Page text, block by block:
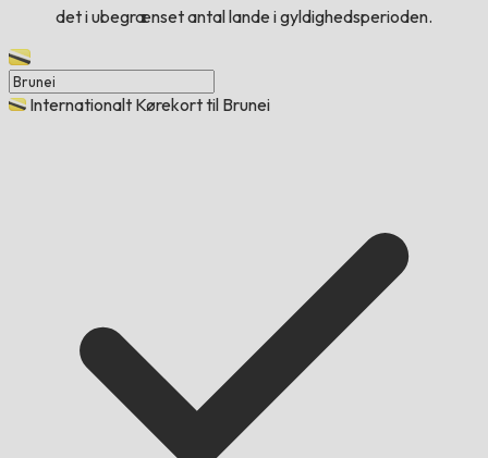
det i ubegrænset antal lande i gyldighedsperioden.
Internationalt Kørekort til Brunei